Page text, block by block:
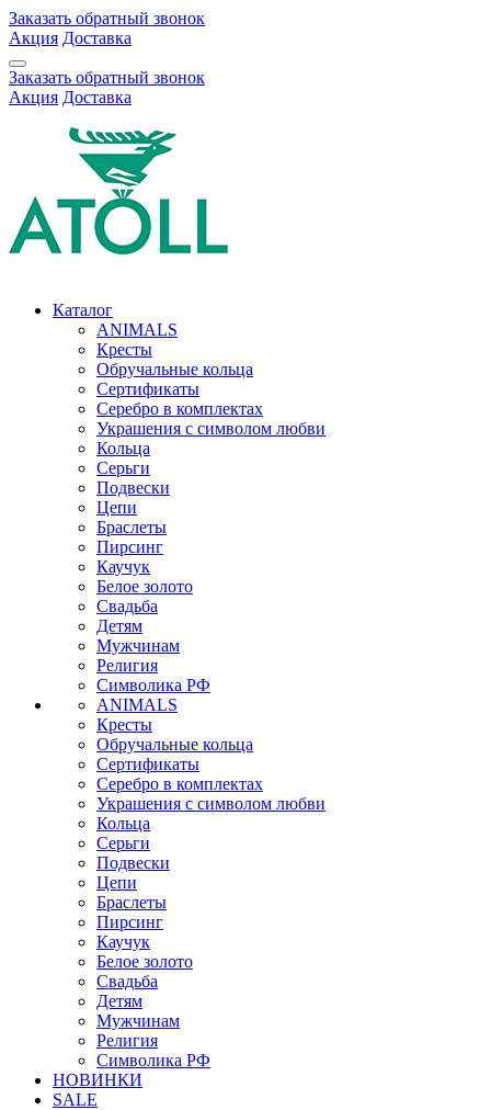
Заказать обратный звонок
Акция Доставка
Заказать обратный звонок
Акция Доставка
Каталог
ANIMALS
Кресты
Обручальные кольца
Сертификаты
Серебро в комплектах
Украшения с символом любви
Кольца
Серьги
Подвески
Цепи
Браслеты
Пирсинг
Каучук
Белое золото
Свадьба
Детям
Мужчинам
Религия
Символика РФ
ANIMALS
Кресты
Обручальные кольца
Сертификаты
Серебро в комплектах
Украшения с символом любви
Кольца
Серьги
Подвески
Цепи
Браслеты
Пирсинг
Каучук
Белое золото
Свадьба
Детям
Мужчинам
Религия
Символика РФ
НОВИНКИ
SALE